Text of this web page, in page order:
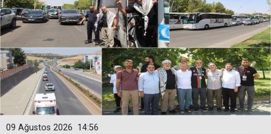
14:56
09 Ağustos 2026